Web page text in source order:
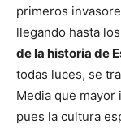
primeros
llegando hasta
de la historia de
todas luces, se
Media que
pues la cultura